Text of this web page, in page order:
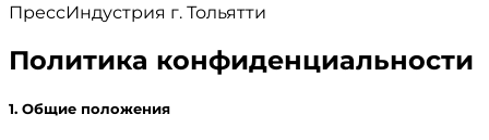
ПрессИндустрия г. Тольятти
Политика конфиденциальности
1. Общие положения